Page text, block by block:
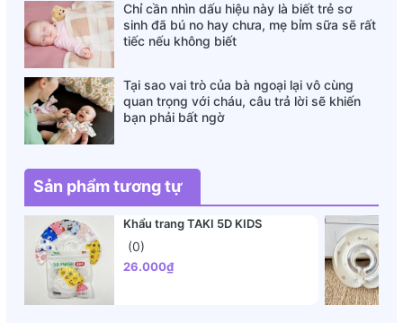
Chỉ cần nhìn dấu hiệu này là biết trẻ sơ
sinh đã bú no hay chưa, mẹ bỉm sữa sẽ rất
tiếc nếu không biết
Tại sao vai trò của bà ngoại lại vô cùng
quan trọng với cháu, câu trả lời sẽ khiến
bạn phải bất ngờ
Sản phẩm tương tự
Khẩu trang TAKI 5D KIDS
(0)
26.000₫